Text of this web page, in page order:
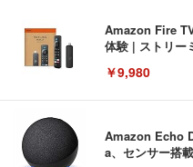
Amazon Fire
体験 | ストリー
￥9,980
Amazon Echo
a、センサー搭